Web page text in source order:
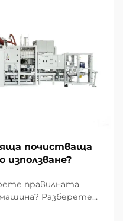
почистваща
правилната
Разберете